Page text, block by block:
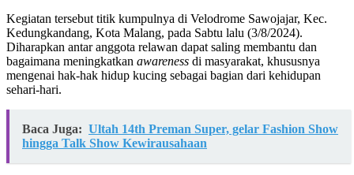
Kegiatan tersebut titik kumpulnya di Velodrome Sawojajar, Kec.
Kedungkandang, Kota Malang, pada Sabtu lalu (3/8/2024).
Diharapkan antar anggota relawan dapat saling membantu dan
bagaimana meningkatkan awareness di masyarakat, khususnya
mengenai hak-hak hidup kucing sebagai bagian dari kehidupan
sehari-hari.
Baca Juga: Ultah 14th Preman Super, gelar Fashion Show
hingga Talk Show Kewirausahaan